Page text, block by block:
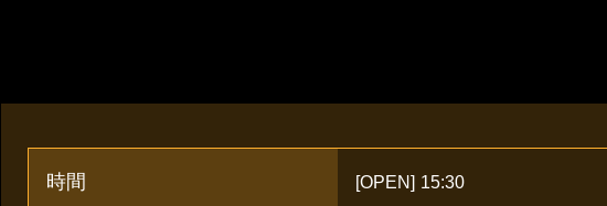
時間 [OPEN] 15:30